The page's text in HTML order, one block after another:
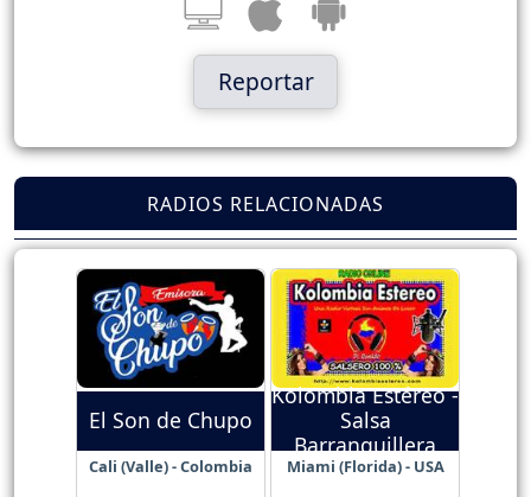
Reportar
RADIOS RELACIONADAS
El Son de Chupo
Cali (Valle) - Colombia
Kolombia Estéreo -
Salsa
Barranquillera
Miami (Florida) - USA